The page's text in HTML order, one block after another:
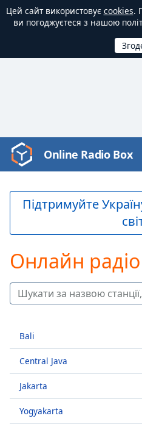
Цей сайт використовує cookies.
ви погоджуєтеся з нашою
Video
Player
loading.
Play
Backward
Forward
Mute
Duration-:-
Loaded:
0.00%
Stream
LIVE
Seek to
Online Radio Box
Підтримуйте
Онлайн радіо
Bali
Central Java
Jakarta
Yogyakarta